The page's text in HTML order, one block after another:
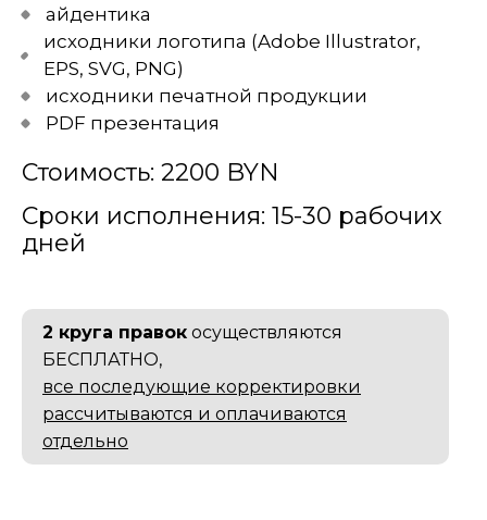
айдентика
исходники логотипа (Adobe Illustrator,
EPS, SVG, PNG)
исходники печатной продукции
PDF презентация
Стоимость: 2200 BYN
Сроки исполнения: 15-30 рабочих
дней
2 круга правок осуществляются
БЕСПЛАТНО,
все последующие корректировки
рассчитываются и оплачиваются
отдельно